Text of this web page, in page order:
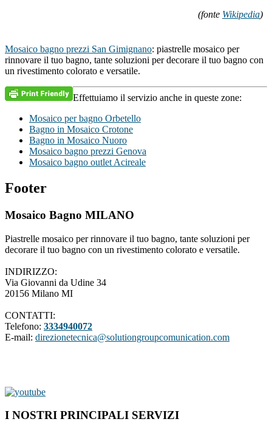
(fonte Wikipedia)
Mosaico bagno prezzi San Gimignano: piastrelle mosaico per
rinnovare il tuo bagno, tante soluzioni per decorare il tuo bagno con
un rivestimento colorato e versatile.
Effettuiamo il servizio anche in queste zone:
Mosaico per bagno Orbetello
Bagno in Mosaico Crotone
Bagno in Mosaico Nuoro
Mosaico bagno prezzi Genova
Mosaico bagno outlet Acireale
Footer
Mosaico Bagno MILANO
Piastrelle mosaico per rinnovare il tuo bagno, tante soluzioni per
decorare il tuo bagno con un rivestimento colorato e versatile.
INDIRIZZO:
Via Giovanni da Udine 34
20156 Milano MI
CONTATTI:
Telefono: 3334940072
E-mail: direzionetecnica@solutiongroupcomunication.com
I NOSTRI PRINCIPALI SERVIZI